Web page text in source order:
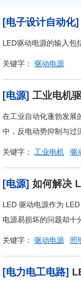
[电子设计自动化]
LED驱动电源的输入包
关键字： 驱动电源
[电源] 工业电机
在工业自动化蓬勃发展
中，反电动势抑制与过
关键字： 工业电机 驱
[电源] 如何解决
LED 驱动电源作为
电源易损坏的问题却十
关键字： 驱动电源 照
[电力电工电路]